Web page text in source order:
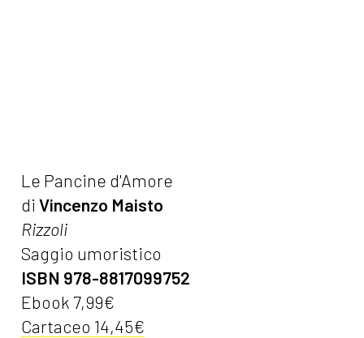
Le Pancine d'Amore
diVincenzo Maisto
Rizzoli
Saggio umoristico
ISBN 978-8817099752
Ebook 7,99€
Cartaceo 14,45€